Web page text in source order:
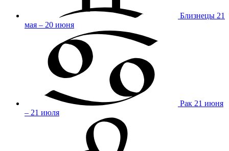
Близнецы 21
мая – 20 июня
Рак 21 июня
– 21 июля